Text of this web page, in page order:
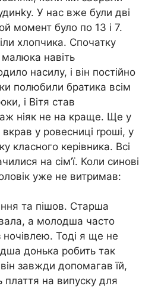
У нас вже були дві
момент було по 13 і 7.
хлопчика. Спочатку
навіть
насилу, і він постійно
полюбили братика всім
і Вітя став
ніяк не на краще. Ще у
у ровесниці rроші, у
класного керівника. Всі
на сім’ї. Коли синові
уже не витримав:
та пішов. Старша
а молодша часто
ночівлею. Тоді я ще не
донька робить так
завжди допомагав їй,
плаття на випуску для